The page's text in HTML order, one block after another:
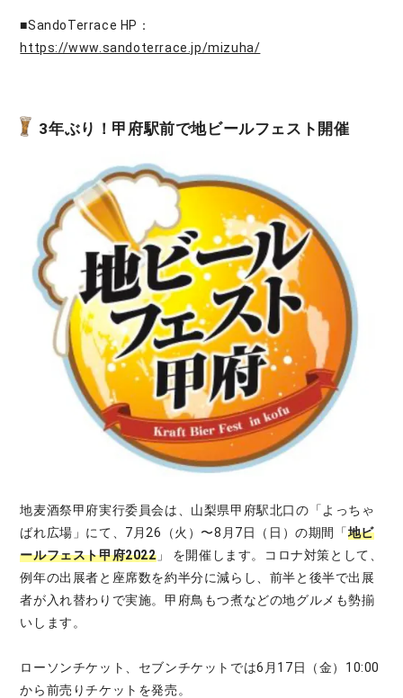
■SandoTerrace HP：
https://www.sandoterrace.jp/mizuha/
3年ぶり！甲府駅前で地ビールフェスト開催
地麦酒祭甲府実行委員会は、山梨県甲府駅北口の「よっちゃ
ばれ広場」にて、7月26（火）〜8月7日（日）の期間「地ビ
ールフェスト甲府2022」 を開催します。コロナ対策として、
例年の出展者と座席数を約半分に減らし、前半と後半で出展
者が入れ替わりで実施。甲府鳥もつ煮などの地グルメも勢揃
いします。
ローソンチケット、セブンチケットでは6月17日（金）10:00
から前売りチケットを発売。